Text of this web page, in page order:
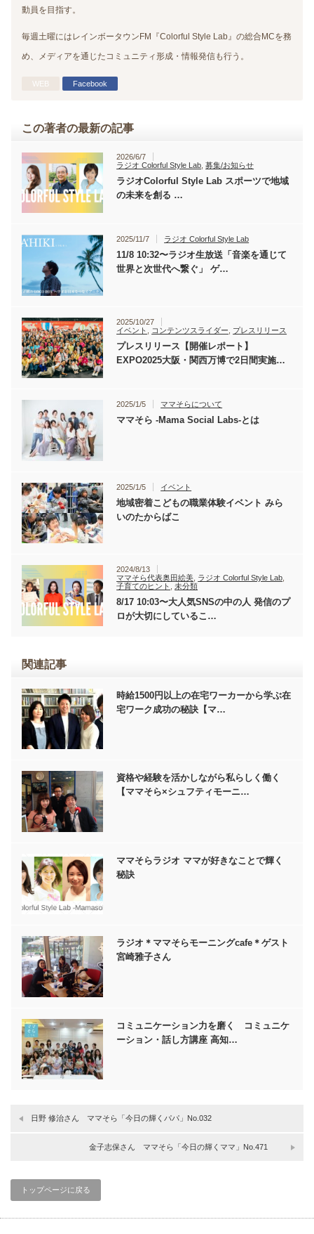
動員を目指す。
毎週土曜にはレインボータウンFM『Colorful Style Lab』の総合MCを務
め、メディアを通じたコミュニティ形成・情報発信も行う。
WEB Facebook
この著者の最新の記事
2026/6/7
ラジオ Colorful Style Lab ,募集/お知らせ
ラジオColorful Style Lab スポーツで地域
の未来を創る …
2025/11/7 ラジオ Colorful Style Lab
11/8 10:32〜ラジオ生放送「音楽を通じて
世界と次世代へ繋ぐ」 ゲ…
2025/10/27
イベント
コンテンツスライダー プレスリリース
プレスリリース【開催レポート】
EXPO2025大阪・関西万博で2日間実施…
2025/1/5 ママそらについて
ママそら -Mama Social Labs-とは
2025/1/5 イベント
地域密着こどもの職業体験イベント みら
いのたからばこ
2024/8/13
ママそら代表奥田絵美 ラジオ Colorful Style Lab
子育てのヒント
,未分類
8/17 10:03〜大人気SNSの中の人 発信のプ
ロが大切にしているこ…
関連記事
時給1500円以上の在宅ワーカーから学ぶ在
宅ワーク成功の秘訣【マ…
資格や経験を活かしながら私らしく働く
【ママそら×シュフティモーニ…
ママそらラジオ ママが好きなことで輝く
秘訣
ラジオ＊ママそらモーニングcafe＊ゲスト
宮崎雅子さん
コミュニケーション力を磨く コミュニケ
ーション・話し方講座 高知…
日野 修治さん ママそら「今日の輝くパパ」No.032
金子志保さん ママそら「今日の輝くママ」No.471
トップページに戻る